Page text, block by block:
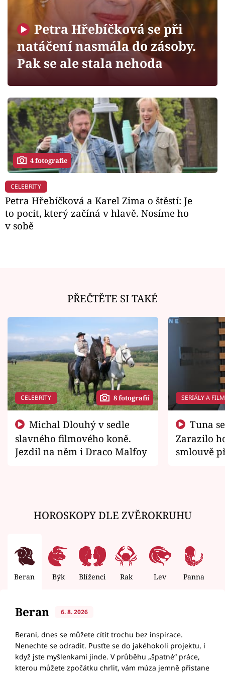
Sledujte prima+
Filmový festival Karlovy Vary
Mámy sobě
Přihlášení
Sledujte nás
Petra Hřebíčková se při
natáčení nasmála do zásoby.
Pak se ale stala nehoda
4 fotografie
CELEBRITY
Petra Hřebíčková a Karel Zima o štěstí: Je
to pocit, který začíná v hlavě. Nosíme ho
v sobě
PŘEČTĚTE SI TAKÉ
CELEBRITY 8 fotografií
slavného filmového koně.
Jezdil na něm i Draco Malfoy
SERIÁLY A
Zarazilo
smlouvě
HOROSKOPY DLE ZVĚROKRUHU
Beran Býk Blíženci Rak Lev Panna
Beran 6. 8. 2026
Berani, dnes se můžete cítit trochu bez inspirace.
Nenechte se odradit. Pusťte se do jakéhokoli projektu, i
když jste myšlenkami jinde. V průběhu „špatné“ práce,
kterou můžete zpočátku chrlit, vám múza jemně přistane